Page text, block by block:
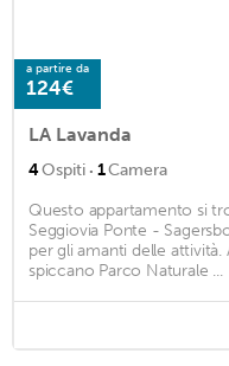
a partire da
124€
LA Lavanda
4Ospiti · 1Camera
Questo appartamento si
Seggiovia Ponte -
per gli amanti delle
spiccano Parco Naturale ...